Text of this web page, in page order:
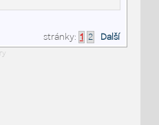
stránky: 1 2 Další